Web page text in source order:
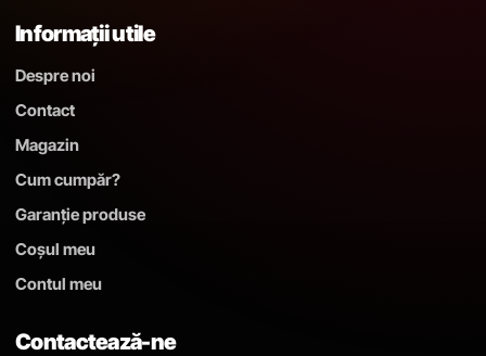
Informații utile
Despre noi
Contact
Magazin
Cum cumpăr?
Garanție produse
Coșul meu
Contul meu
Contactează-ne